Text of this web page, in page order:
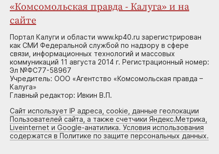
«Комсомольская правда - Калуга» и на
сайте
Портал Калуги и области www.kp40.ru зарегистрирован
как СМИ Федеральной службой по надзору в сфере
связи, информационных технологий и массовых
коммуникаций 11 августа 2014 г. Регистрационный номер:
Эл №ФС77-58967
Учредитель: ООО «Агентство «Комсомольская правда –
Калуга»
Главный редактор: Ивкин В.П.
Сайт использует IP адреса, cookie, данные геолокации
Пользователей сайта, а также счетчики Яндекс.Метрика,
Liveinternet и Google-анатилика. Условия использования
содержатся в Политике по защите персональных данных.